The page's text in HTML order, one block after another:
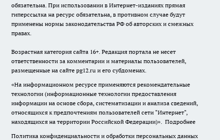
обязательна. При использовании в Интернет-изданиях прямая
гиперссылка на ресурс обязательна, в противном случае будут
применены нормы законодательства РФ об авторских и смежных
правах.
Возрастная категория сайта 16+. Редакция портала не несет
ответственности за комментарии и материалы пользователей,
размещенные на сайте pg12.ru и его субдоменах.
«На информационном ресурсе применяются рекомендательные
технологии (информационные технологии предоставления
информации на основе сбора, систематизации и анализа сведений,
относящихся к предпочтениям пользователей сети "Интернет",
находящихся на территории Российской Федерации)». Подробнее
Политика конфиденциальности и обработки персональных данных